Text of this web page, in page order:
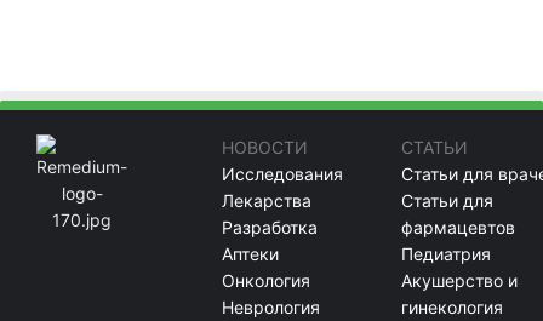
НОВОСТИ
Исследования
Лекарства
Разработка
Аптеки
Онкология
Неврология
СТАТЬИ
Статьи для
Статьи для
фармацевтов
Педиатрия
Акушерство и
гинекология